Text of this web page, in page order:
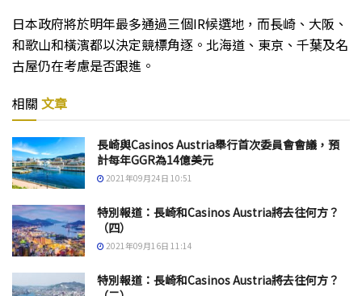
日本政府將於明年最多通過三個IR候選地，而長崎、大阪、
和歌山和橫濱都以決定競標角逐。北海道、東京、千葉及名
古屋仍在考慮是否跟進。
相關 文章
長崎與Casinos Austria舉行首次委員會會議，預
計每年GGR為14億美元
2021年09月24日 10:51
特別報道：長崎和Casinos Austria將去往何方？
（四）
2021年09月16日 11:14
特別報道：長崎和Casinos Austria將去往何方？